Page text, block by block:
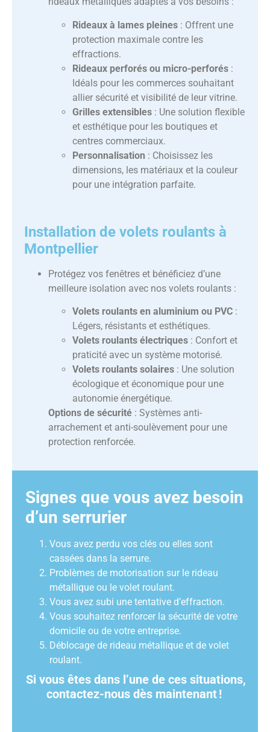
Rideaux à lames pleines : Offrent une
protection maximale contre les
effractions.
Rideaux perforés ou micro-perforés :
Idéals pour les commerces souhaitant
allier sécurité et visibilité de leur vitrine.
Grilles extensibles : Une solution flexible
et esthétique pour les boutiques et
centres commerciaux.
Personnalisation : Choisissez les
dimensions, les matériaux et la couleur
pour une intégration parfaite.
Installation de volets roulants à
Montpellier
Protégez vos fenêtres et bénéficiez d’une
meilleure isolation avec nos volets roulants :
Volets roulants en aluminium ou PVC :
Légers, résistants et esthétiques.
Volets roulants électriques : Confort et
praticité avec un système motorisé.
Volets roulants solaires : Une solution
écologique et économique pour une
autonomie énergétique.
Options de sécurité : Systèmes anti-
arrachement et anti-soulèvement pour une
protection renforcée.
Signes que vous avez besoin
d’un serrurier
Vous avez perdu vos clés ou elles sont
cassées dans la serrure.
Problèmes de motorisation sur le rideau
métallique ou le volet roulant.
Vous avez subi une tentative d’effraction.
Vous souhaitez renforcer la sécurité de votre
domicile ou de votre entreprise.
Déblocage de rideau métallique et de volet
roulant.
Si vous êtes dans l’une de ces situations,
contactez-nous dès maintenant!